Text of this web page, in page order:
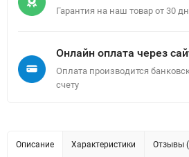
Гарантия на наш товар от 30
Онлайн оплата через
Оплата производится
счету
Описание Характеристики Отзывы